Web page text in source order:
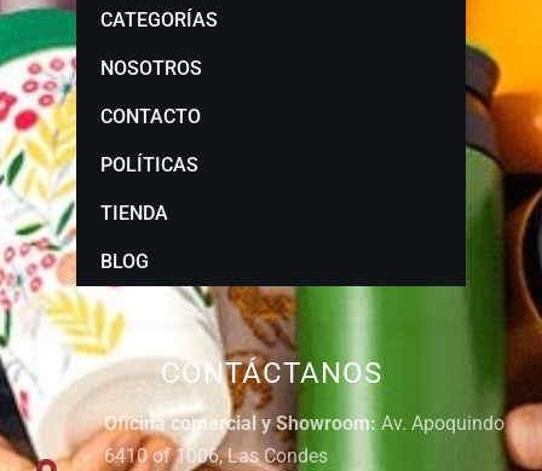
CONTÁCTANOS
Oficina comercial y Showroom: Av. Apoquindo
6410 of 1006, Las Condes
CATEGORÍAS
NOSOTROS
CONTACTO
POLÍTICAS
TIENDA
BLOG